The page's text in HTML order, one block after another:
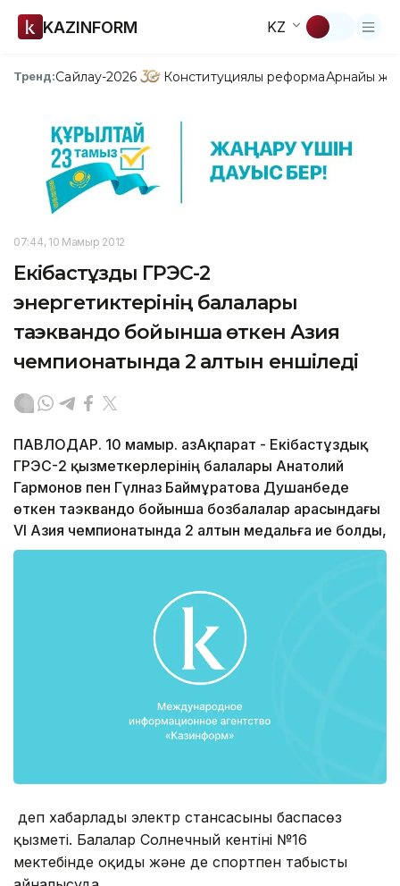
KAZINFORM KZ
Тренд:Сайлау-2026 Конституциялық реформаАрнайы
07:44, 10 Мамыр 2012
Екібастұздық ГРЭС-2
энергетиктерінің балалары
таэквандо бойынша өткен Азия
чемпионатында 2 алтын еншіледі
ПАВЛОДАР. 10 мамыр. ҚазАқпарат - Екібастұздық
ГРЭС-2 қызметкерлерінің балалары Анатолий
Гармонов пен Гүлназ Баймұратова Душанбеде
өткен таэквандо бойынша бозбалалар арасындағы
VI Азия чемпионатында 2 алтын медальға ие болды,
деп хабарлады электр стансасының баспасөз
қызметі. Балалар Солнечный кентінің №16
мектебінде оқиды және де спортпен табысты